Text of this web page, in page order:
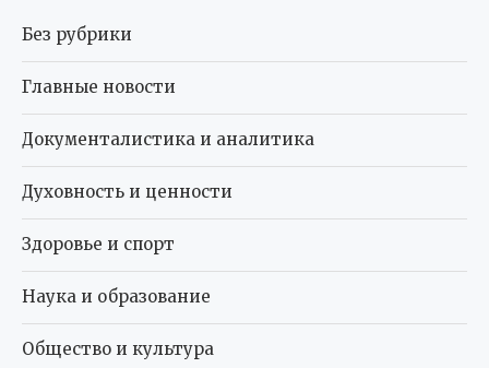
Без рубрики
Главные новости
Документалистика и аналитика
Духовность и ценности
Здоровье и спорт
Наука и образование
Общество и культура